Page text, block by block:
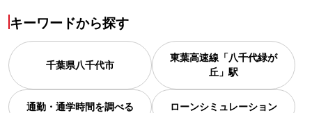
キーワードから探す
千葉県八千代市
東葉高速線「八千代緑が
丘」駅
通勤・通学時間を調べる ローンシミュレーション